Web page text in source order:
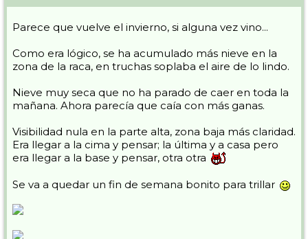
Parece que vuelve el invierno, si alguna vez vino...
Como era lógico, se ha acumulado más nieve en la
zona de la raca, en truchas soplaba el aire de lo lindo.
Nieve muy seca que no ha parado de caer en toda la
mañana. Ahora parecía que caía con más ganas.
Visibilidad nula en la parte alta, zona baja más claridad.
Era llegar a la cima y pensar; la última y a casa pero
era llegar a la base y pensar, otra otra
Se va a quedar un fin de semana bonito para trillar